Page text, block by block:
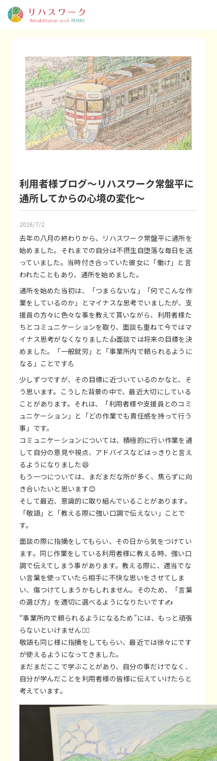
利用者様ブログ～リハスワーク常盤平に
通所してからの心境の変化～
2026/7/2
去年の八月の終わりから、リハスワーク常盤平に通所を
始めました。それまでの自分は不摂生自堕落な毎日を送
っていました。当時付き合っていた彼女に「働け」と言
われたこともあり、通所を始めました。
通所を始めた当初は、「つまらないな」「何でこんな作
業をしているのか」とマイナスな思考でいましたが、支
援員の方々に色々な事を教えて貰いながら、利用者様た
ちとコミュニケーションを取り、面談も重ねて今ではマ
イナス思考がなくなりました👍面談では将来の目標を決
めました。「一般就労」と「事業所内で頼られるように
なる」ことです💪
少しずつですが、その目標に近づいているのかなと、そ
う思います。こうした背景の中で、最近大切にしている
ことがあります。それは、「利用者様や支援員とのコミ
ュニケーション」と「どの作業でも責任感を持って行う
事」です。
コミュニケーションについては、積極的に行い作業を通
して自分の意見や視点、アドバイスなどはっきりと言え
るようになりました😄
もう一つについては、まだまだな所が多く、焦らずに向
き合いたいと思います😊
そして最近、意識的に取り組んでいることがあります。
「敬語」と「教える際に強い口調で伝えない」ことで
す。
面談の際に指摘をしてもらい、その日から気をつけてい
ます。同じ作業をしている利用者様に教える時、強い口
調で伝えてしまう事があります。教える際に、適当でな
い言葉を使っていたら相手に不快な思いをさせてしま
い、傷つけてしまうかもしれません。そのため、「言葉
の選び方」を適切に選べるようになりたいです✍️
“事業所内で頼られるようになるため”には、もっと頑張
らないといけません🏋️‍♂️
敬語も同じ様に指摘をしてもらい、最近では徐々にです
が使えるようになってきました。
まだまだここで学ぶことがあり、自分の事だけでなく、
自分が学んだことを利用者様の皆様に伝えていけたらと
考えています。